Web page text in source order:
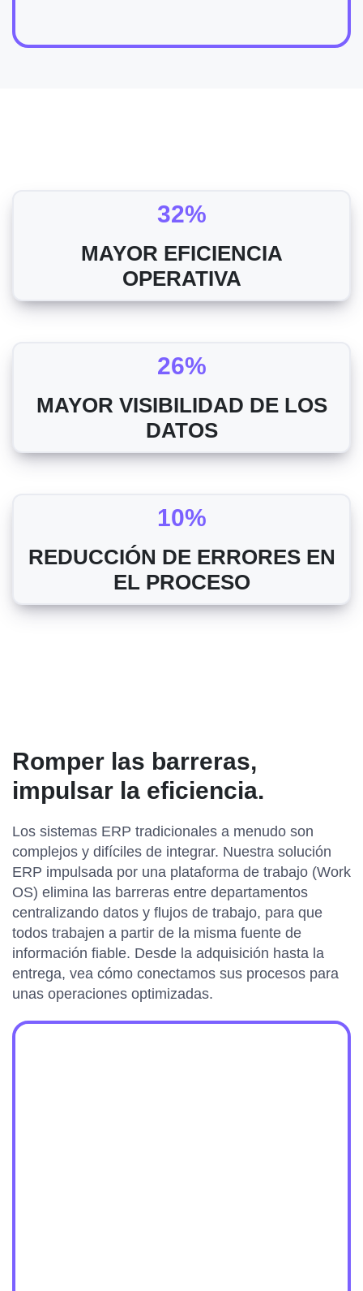
32%
MAYOR EFICIENCIA
OPERATIVA
26%
MAYOR VISIBILIDAD DE LOS
DATOS
10%
REDUCCIÓN DE ERRORES EN
EL PROCESO
Romper las barreras,
impulsar la eficiencia.
Los sistemas ERP tradicionales a menudo son
complejos y difíciles de integrar. Nuestra solución
ERP impulsada por una plataforma de trabajo (Work
OS) elimina las barreras entre departamentos
centralizando datos y flujos de trabajo, para que
todos trabajen a partir de la misma fuente de
información fiable. Desde la adquisición hasta la
entrega, vea cómo conectamos sus procesos para
unas operaciones optimizadas.